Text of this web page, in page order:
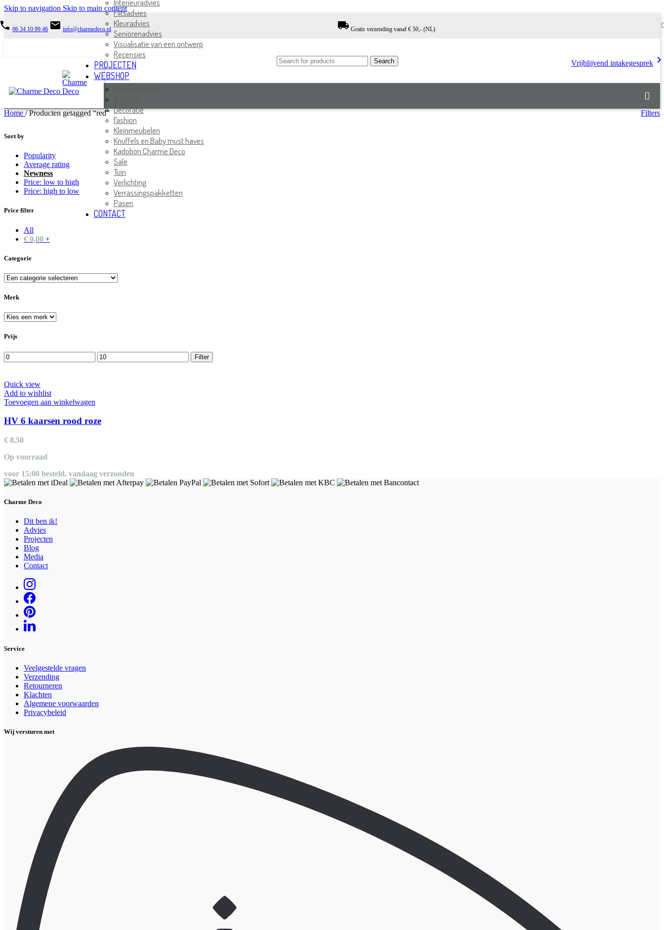
Skip to navigation Skip to main content
06 34 10 99 46 email info@charmedeco.nl local_shipping Gratis verzending vanaf € 50,- (NL)
Search Vrijblijvend intakegesprek
Interieuradvies
Flitsadvies
Kleuradvies
Seniorenadvies
Visualisatie van een ontwerp
Recensies
PROJECTEN
WEBSHOP
Decoratie
Fashion
Kleinmeubelen
Knuffels en Baby must haves
Kadobon Charme Deco
Sale
Tuin
Verlichting
Verrassingspakketten
Pasen
CONTACT
Home/ Producten getagged “red” Filters
Sort by
Popularity
Average rating
Newness
Price: low to high
Price: high to low
Price filter
All
€ 0,00 +
Categorie
Merk
Prijs
Min.
prijs
Max.
prijs
Filter
Quick view
Add to wishlist
Toevoegen aan winkelwagen
HV 6 kaarsen rood roze
€ 8,50
Op voorraad
voor 15:00 besteld, vandaag verzonden
Charme Deco
Dit ben ik!
Advies
Projecten
Blog
Media
Contact
Service
Veelgestelde vragen
Verzending
Retourneren
Klachten
Algemene voorwaarden
Privacybeleid
Wij versturen met